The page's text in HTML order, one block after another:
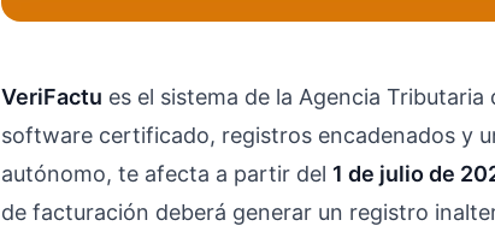
VeriFactu es el sistema de la Agencia
software certificado, registros encadenados y
autónomo, te afecta a partir del 1 de julio de
de facturación deberá generar un registro